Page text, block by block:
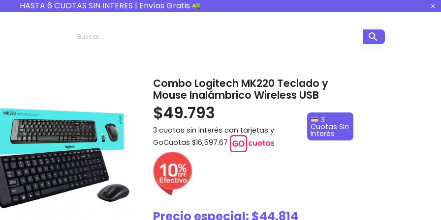
HASTA 6 CUOTAS SIN INTERES | Envíos Gratis
Combo Logitech MK220 Teclado y
Mouse Inalámbrico Wireless USB
$49.793
3 cuotas sin interés con tarjetas y
GoCuotas $16,597.67
3
Cuotas Sin
Interés
Precio especial: $44.814